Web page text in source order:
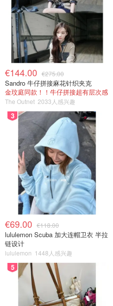
€144.00 €275.00
Sandro 牛仔拼接麻花针织夹克
金玟庭同款！！牛仔拼接超有层次感
The Outnet 2033人感兴趣
3
€69.00 €118.00
lululemon Scuba 加大连帽卫衣 半拉
链设计
lululemon 1448人感兴趣
5